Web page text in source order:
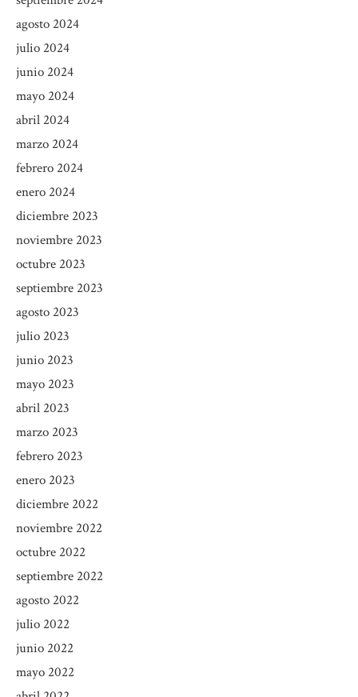
agosto 2024
julio 2024
junio 2024
mayo 2024
abril 2024
marzo 2024
febrero 2024
enero 2024
diciembre 2023
noviembre 2023
octubre 2023
septiembre 2023
agosto 2023
julio 2023
junio 2023
mayo 2023
abril 2023
marzo 2023
febrero 2023
enero 2023
diciembre 2022
noviembre 2022
octubre 2022
septiembre 2022
agosto 2022
julio 2022
junio 2022
mayo 2022